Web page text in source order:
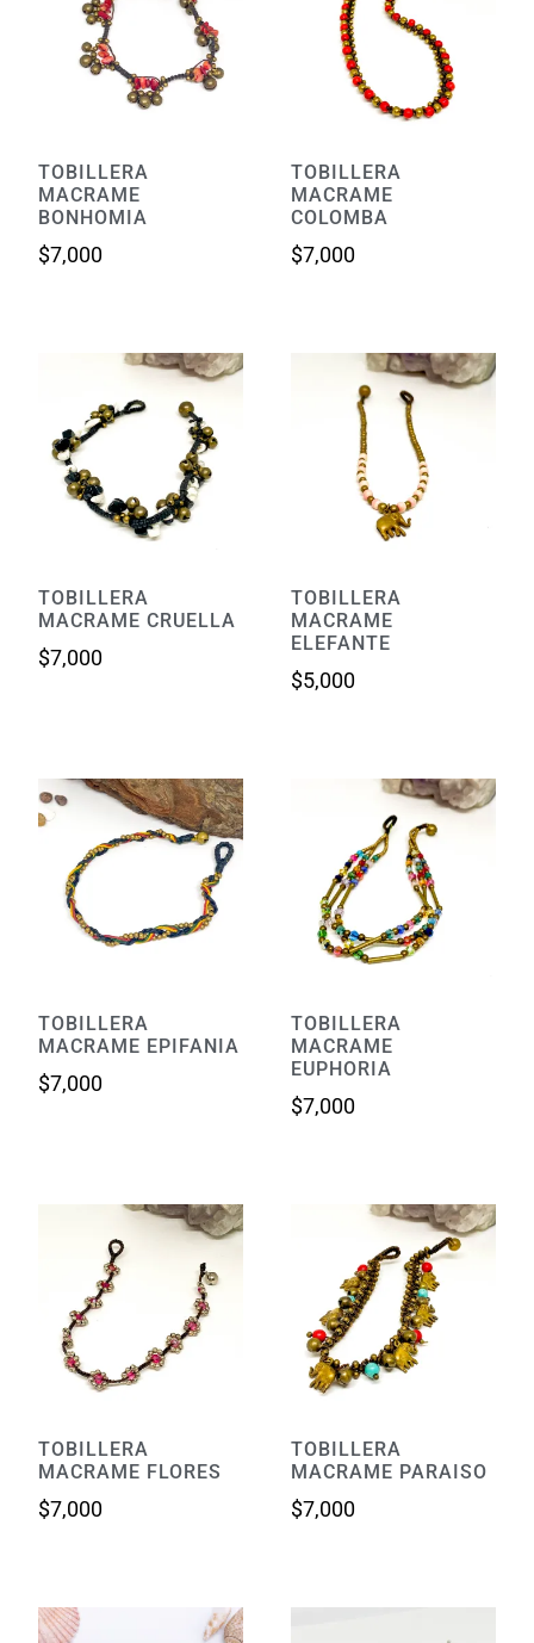
TOBILLERA
MACRAME
BONHOMIA
$7,000
TOBILLERA
MACRAME
COLOMBA
$7,000
TOBILLERA
MACRAME CRUELLA
$7,000
TOBILLERA
MACRAME
ELEFANTE
$5,000
TOBILLERA
MACRAME EPIFANIA
$7,000
TOBILLERA
MACRAME
EUPHORIA
$7,000
TOBILLERA
MACRAME FLORES
$7,000
TOBILLERA
MACRAME PARAISO
$7,000